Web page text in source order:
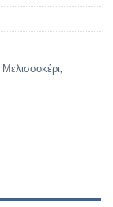
Μελισσοκέρι,